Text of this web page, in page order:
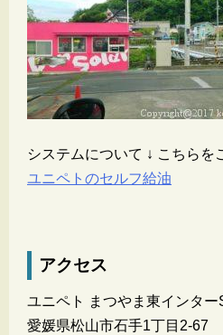
システムについて ↓ こちらを
ユニペトのセルフ給油
アクセス
ユニペト まつやま東インター
愛媛県松山市石手1丁目2-67